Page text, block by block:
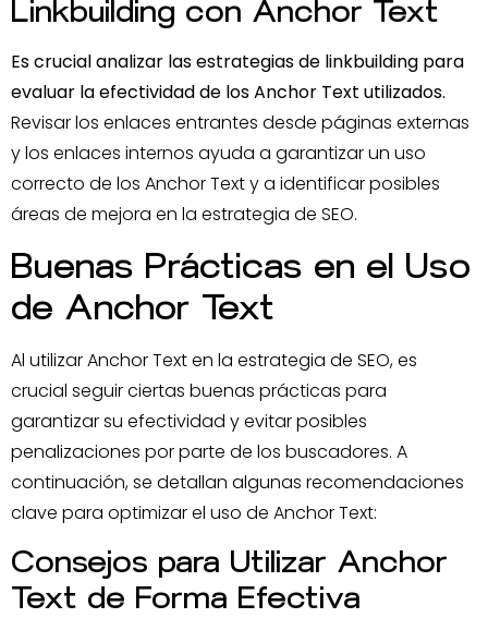
Linkbuilding con Anchor Text
Es crucial analizar las estrategias de linkbuilding para
evaluar la efectividad de los Anchor Text utilizados.
Revisar los enlaces entrantes desde páginas externas
y los enlaces internos ayuda a garantizar un uso
correcto de los Anchor Text y a identificar posibles
áreas de mejora en la estrategia de SEO.
Buenas Prácticas en el Uso
de Anchor Text
Al utilizar Anchor Text en la estrategia de SEO, es
crucial seguir ciertas buenas prácticas para
garantizar su efectividad y evitar posibles
penalizaciones por parte de los buscadores. A
continuación, se detallan algunas recomendaciones
clave para optimizar el uso de Anchor Text:
Consejos para Utilizar Anchor
Text de Forma Efectiva